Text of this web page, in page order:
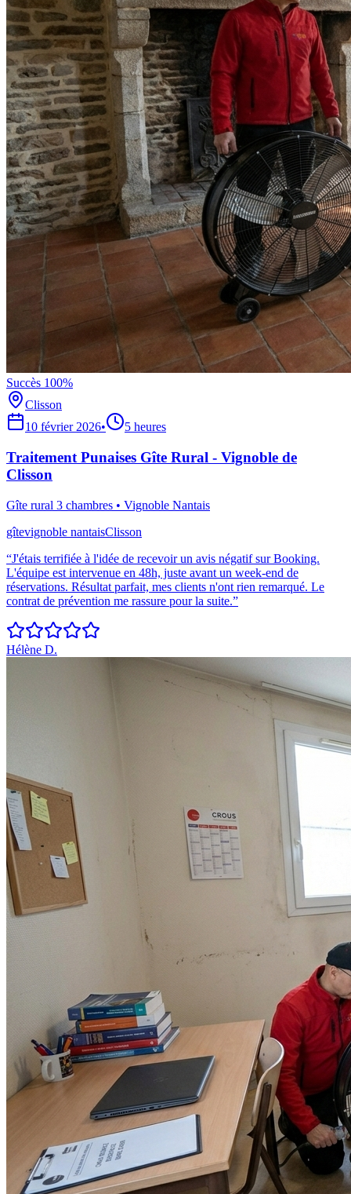
Succès 100%
Clisson
10 février 2026• 5 heures
Traitement Punaises Gîte Rural - Vignoble de
Clisson
Gîte rural 3 chambres • Vignoble Nantais
gîtevignoble nantaisClisson
“J'étais terrifiée à l'idée de recevoir un avis négatif sur Booking.
L'équipe est intervenue en 48h, juste avant un week-end de
réservations. Résultat parfait, mes clients n'ont rien remarqué. Le
contrat de prévention me rassure pour la suite.”
Hélène D.